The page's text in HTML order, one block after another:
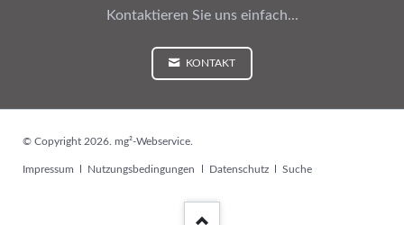
Kontaktieren Sie uns einfach...
KONTAKT
© Copyright 2026. mg²-Webservice.
Navigation
Impressum Nutzungsbedingungen Datenschutz Suche